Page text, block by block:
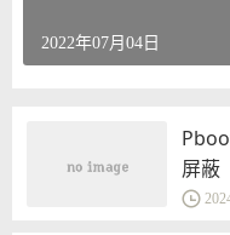
2022年07月04日
屏蔽